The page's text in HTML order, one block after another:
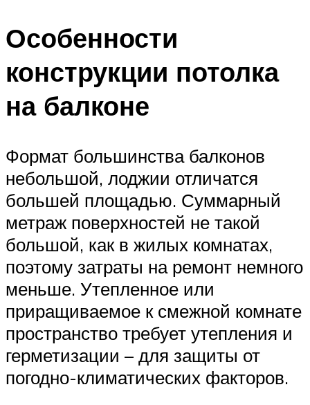
Особенности
конструкции потолка
на балконе
Формат большинства балконов
небольшой, лоджии отличатся
большей площадью. Суммарный
метраж поверхностей не такой
большой, как в жилых комнатах,
поэтому затраты на ремонт немного
меньше. Утепленное или
приращиваемое к смежной комнате
пространство требует утепления и
герметизации – для защиты от
погодно-климатических факторов.